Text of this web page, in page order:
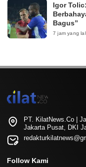
Igor
Bagus”
7 jam yang
PT. KilatNews.Co |
Jakarta Pusat, DKI
Follow Kami